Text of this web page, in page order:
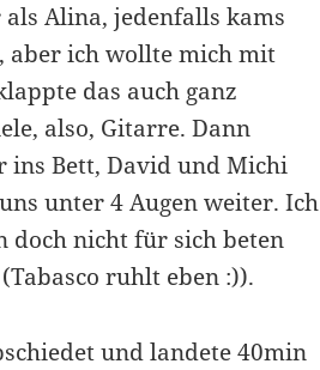
Alina, jedenfalls kams
aber ich wollte mich mit
das auch ganz
also, Gitarre. Dann
ins Bett, David und Michi
unter 4 Augen weiter. Ich
doch nicht für sich beten
ruhlt eben :)).
und landete 40min